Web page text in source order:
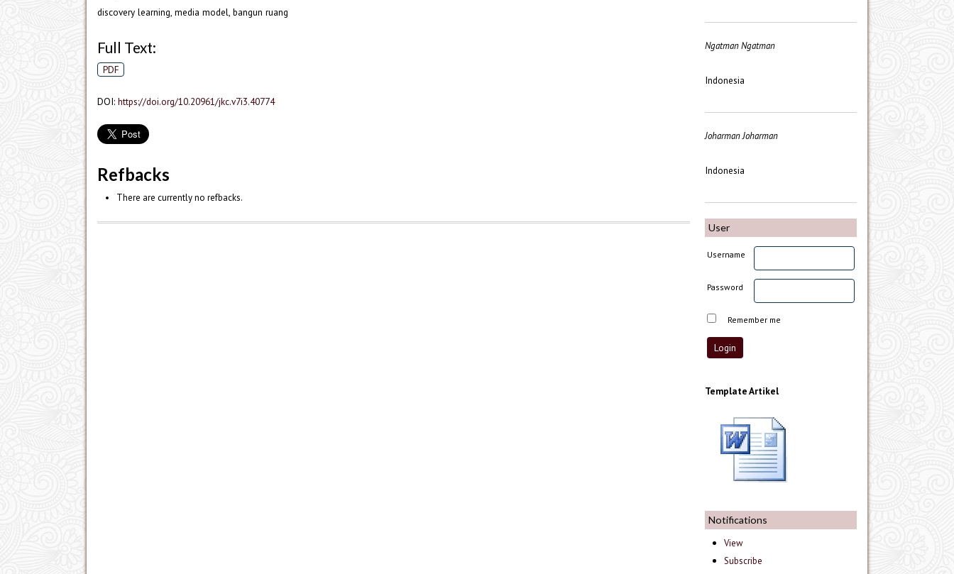
Ngatman Ngatman
Indonesia
Joharman Joharman
Indonesia
User
Username
Password
Remember me
Template Artikel
Notifications
View
Subscribe
discovery learning, media model, bangun ruang
Full Text:
PDF
DOI: https://doi.org/10.20961/jkc.v7i3.40774
Refbacks
There are currently no refbacks.